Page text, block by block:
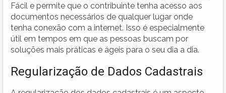
Fácil e permite que o contribuinte tenha acesso aos
documentos necessários de qualquer lugar onde
tenha conexão com a internet. Isso é especialmente
útil em tempos em que as pessoas buscam por
soluções mais práticas e ágeis para o seu dia a dia.
Regularização de Dados Cadastrais